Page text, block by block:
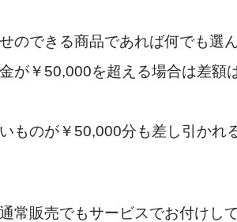
のできる商品であれば何でも選
が￥50,000を超える場合は差額
ものが￥50,000分も差し引かれ
常販売でもサービスでお付けし